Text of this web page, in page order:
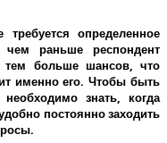
определенное
чем раньше респондент
тем больше шансов, что
именно его.Чтобы быть
знать, когда
постоянно заходить